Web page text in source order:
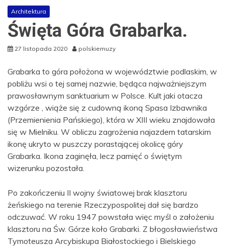
Architektura
Święta Góra Grabarka.
27 listopada 2020 polskiemuzy
Grabarka to góra położona w województwie podlaskim, w
pobliżu wsi o tej samej nazwie, będąca najważniejszym
prawosławnym sanktuarium w Polsce. Kult jaki otacza
wzgórze , wiąże się z cudowną ikoną Spasa Izbawnika
(Przemienienia Pańskiego), która w XIII wieku znajdowała
się w Mielniku. W obliczu zagrożenia najazdem tatarskim
ikonę ukryto w puszczy porastającej okolicę góry
Grabarka. Ikona zaginęła, lecz pamięć o świętym
wizerunku pozostała.
Po zakończeniu II wojny światowej brak klasztoru
żeńskiego na terenie Rzeczypospolitej dał się bardzo
odczuwać. W roku 1947 powstała więc myśl o założeniu
klasztoru na Św. Górze koło Grabarki. Z błogosławieństwa
Tymoteusza Arcybiskupa Białostockiego i Bielskiego